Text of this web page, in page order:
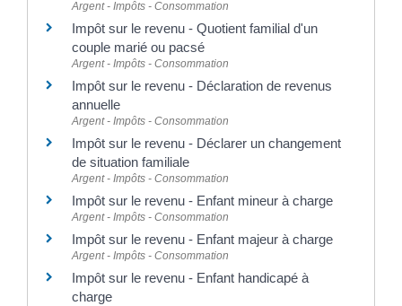
Argent - Impôts - Consommation
Impôt sur le revenu - Quotient familial d'un
couple marié ou pacsé
Argent - Impôts - Consommation
Impôt sur le revenu - Déclaration de revenus
annuelle
Argent - Impôts - Consommation
Impôt sur le revenu - Déclarer un changement
de situation familiale
Argent - Impôts - Consommation
Impôt sur le revenu - Enfant mineur à charge
Argent - Impôts - Consommation
Impôt sur le revenu - Enfant majeur à charge
Argent - Impôts - Consommation
Impôt sur le revenu - Enfant handicapé à
charge